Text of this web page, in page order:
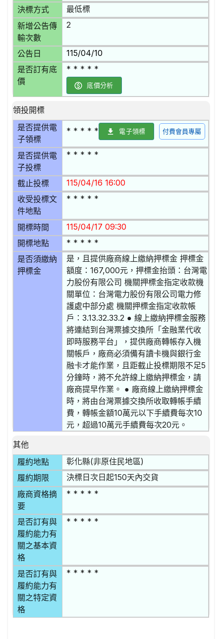
決標方式 最低標
新增公告傳
輸次數
2
公告日 115/04/10
是否訂有底
價
* * * * *
底價分析
領投開標
是否提供電
子領標
* * * * * 電子領標 付費會員專屬
是否提供電
子投標
* * * * *
截止投標 115/04/16 16:00
收受投標文
件地點
* * * * *
開標時間 115/04/17 09:30
開標地點 * * * * *
是否須繳納
押標金
是，且提供廠商線上繳納押標金 押標金
額度：167,000元，押標金抬頭：台灣電
力股份有限公司 機關押標金指定收款機
關單位：台灣電力股份有限公司電力修
護處中部分處 機關押標金指定收款帳
戶：3.13.32.33.2 ● 線上繳納押標金服務
將連結到台灣票據交換所「金融業代收
即時服務平台」，提供廠商轉帳存入機
關帳戶，廠商必須備有讀卡機與銀行金
融卡才能作業，且距截止投標期限不足5
分鐘時，將不允許線上繳納押標金，請
廠商提早作業。 ● 廠商線上繳納押標金
時，將由台灣票據交換所收取轉帳手續
費，轉帳金額10萬元以下手續費每次10
元，超過10萬元手續費每次20元。
其他
履約地點
彰化縣(非原住民地區)
履約期限 決標日次日起150天內交貨
廠商資格摘
要
* * * * *
是否訂有與
履約能力有
關之基本資
格
* * * * *
是否訂有與
履約能力有
關之特定資
格
* * * * *